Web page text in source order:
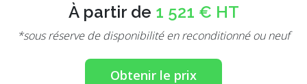
À partir de 1 521 € HT
*sous réserve de disponibilité en reconditionné ou neuf
Obtenir le prix